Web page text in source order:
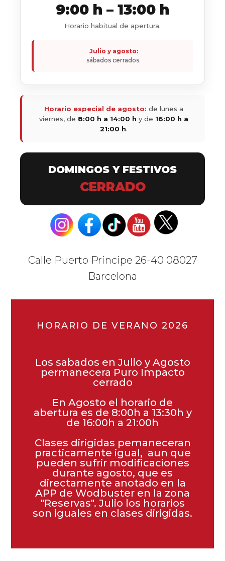
9:00 h – 13:00 h
Horario habitual de apertura.
Julio y agosto:
sábados cerrados.
Horario especial de agosto: de lunes a
viernes, de 8:00 h a 14:00 h y de 16:00 h a
21:00 h.
DOMINGOS Y FESTIVOS
CERRADO
Calle Puerto Principe 26-40 08027
Barcelona
HORARIO DE VERANO 2026
Los sabados en Julio y Agosto
permanecera Puro Impacto
cerrado
En Agosto el horario de
abertura es de 8:00h a 13:30h y
de 16:00h a 21:00h
Clases dirigidas pemaneceran
practicamente igual, aun que
pueden sufrir modificaciones
durante agosto, que es
directamente anotado en la
APP de Wodbuster en la zona
"Reservas". Julio los horarios
son iguales en clases dirigidas.